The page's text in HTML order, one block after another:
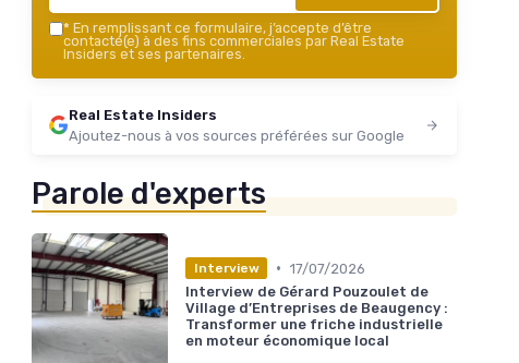
* En remplissant ce formulaire, j’accepte d’être
contacté(e) à des fins commerciales par Real Estate
Insiders et ses partenaires.
Real Estate Insiders
Ajoutez-nous à vos sources préférées sur Google
Parole d'experts
Interview • 17/07/2026
Interview de Gérard Pouzoulet de
Village d’Entreprises de Beaugency :
Transformer une friche industrielle
en moteur économique local